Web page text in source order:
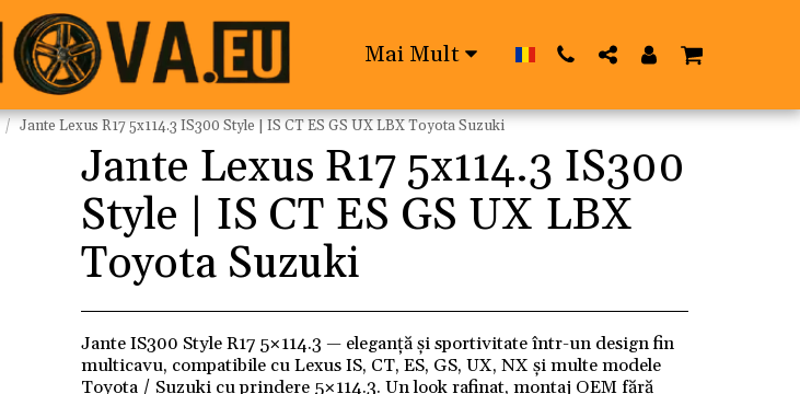
Mai Mult
Jante Lexus R17 5x114.3 IS300 Style | IS CT ES GS UX LBX Toyota Suzuki
Jante Lexus R17 5x114.3 IS300
Style | IS CT ES GS UX LBX
Toyota Suzuki
Jante IS300 Style R17 5×114.3 — eleganță și sportivitate într-un design fin
multicavu, compatibile cu Lexus IS, CT, ES, GS, UX, NX și multe modele
Toyota / Suzuki cu prindere 5×114.3. Un look rafinat, montaj OEM fără